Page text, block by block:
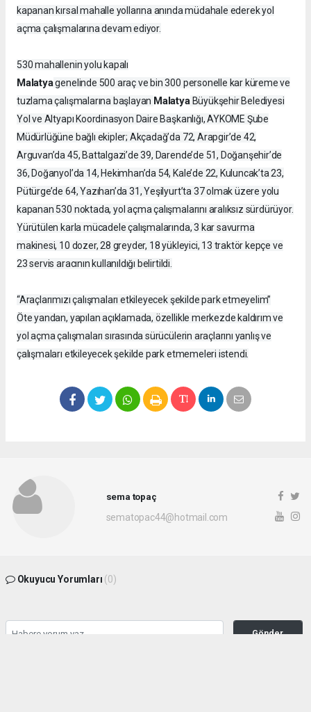
kapanan kırsal mahalle yollarına anında müdahale ederek yol
açma çalışmalarına devam ediyor.
530 mahallenin yolu kapalı
Malatyagenelinde 500 araç ve bin 300 personelle kar küreme ve
tuzlama çalışmalarına başlayan MalatyaBüyükşehir Belediyesi
Yol ve Altyapı Koordinasyon Daire Başkanlığı, AYKOME Şube
Müdürlüğüne bağlı ekipler; Akçadağ’da 72, Arapgir’de 42,
Arguvan’da 45, Battalgazi’de 39, Darende’de 51, Doğanşehir’de
36, Doğanyol’da 14, Hekimhan’da 54, Kale’de 22, Kuluncak’ta 23,
Pütürge’de 64, Yazıhan’da 31, Yeşilyurt’ta 37 olmak üzere yolu
kapanan 530 noktada, yol açma çalışmalarını aralıksız sürdürüyor.
Yürütülen karla mücadele çalışmalarında, 3 kar savurma
makinesi, 10 dozer, 28 greyder, 18 yükleyici, 13 traktör kepçe ve
23 servis aracının kullanıldığı belirtildi.
“Araçlarımızı çalışmaları etkileyecek şekilde park etmeyelim”
Öte yandan, yapılan açıklamada, özellikle merkezde kaldırım ve
yol açma çalışmaları sırasında sürücülerin araçlarını yanlış ve
çalışmaları etkileyecek şekilde park etmemeleri istendi.
sema topaç
sematopac44@hotmail.com
Okuyucu Yorumları (0)
Gönder